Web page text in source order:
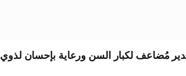
مُضاعف لكبار السن ورعاية بإحسان لذوي